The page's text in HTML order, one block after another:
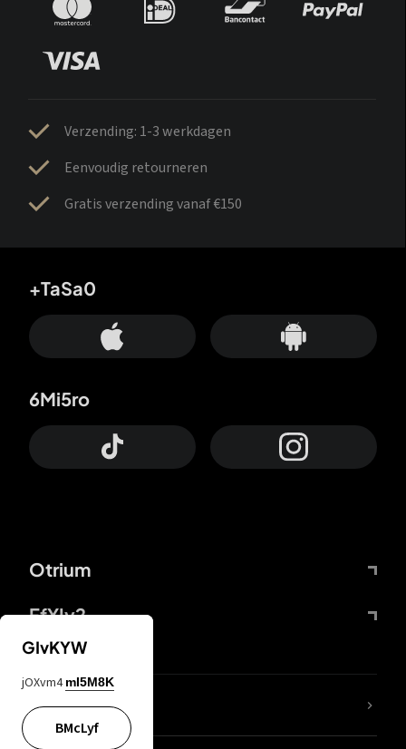
Verzending: 1-3 werkdagen
Eenvoudig retourneren
Gratis verzending vanaf €150
Otrium
FfYIy2
+TaSa0
6Mi5ro
KIjvtr
GIvKYW
jOXvm4 mI5M8K
BMcLyf